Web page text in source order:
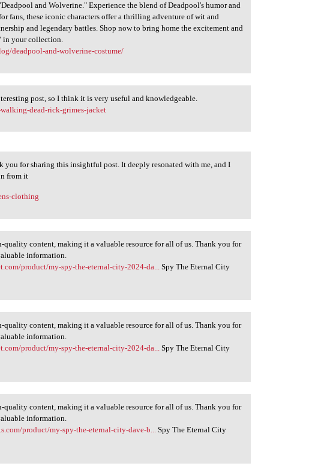
and Wolverine." Experience the blend of Deadpool's humor and
fans, these iconic characters offer a thrilling adventure of wit and
and legendary battles. Shop now to bring home the excitement and
in your collection.
deadpool-and-wolverine-costume/
post, so I think it is very useful and knowledgeable.
dead-rick-grimes-jacket
you for sharing this insightful post. It deeply resonated with me, and I
from it
clothing
content, making it a valuable resource for all of us. Thank you for
information.
product/my-spy-the-eternal-city-2024-da...
Spy The Eternal City
content, making it a valuable resource for all of us. Thank you for
information.
product/my-spy-the-eternal-city-2024-da... Spy The Eternal City
content, making it a valuable resource for all of us. Thank you for
information.
product/my-spy-the-eternal-city-dave-b... Spy The Eternal City